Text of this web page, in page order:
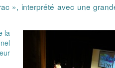
», interprété avec une
la